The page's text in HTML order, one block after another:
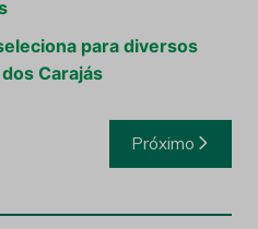
para diversos
Carajás
Próximo